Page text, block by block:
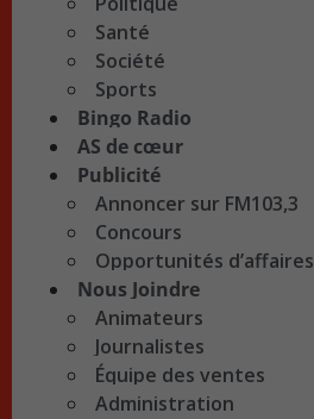
Santé
Société
Sports
Bingo Radio
AS de cœur
Publicité
Annoncer sur FM103,3
Concours
Opportunités d’affaires
Nous Joindre
Animateurs
Journalistes
Équipe des ventes
Administration